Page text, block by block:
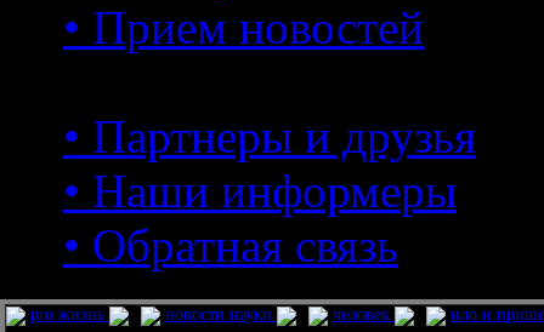
• Прием новостей
• Партнеры и друзья
• Наши информеры
• Обратная связь
pro жизнь новости науки человек
нло и